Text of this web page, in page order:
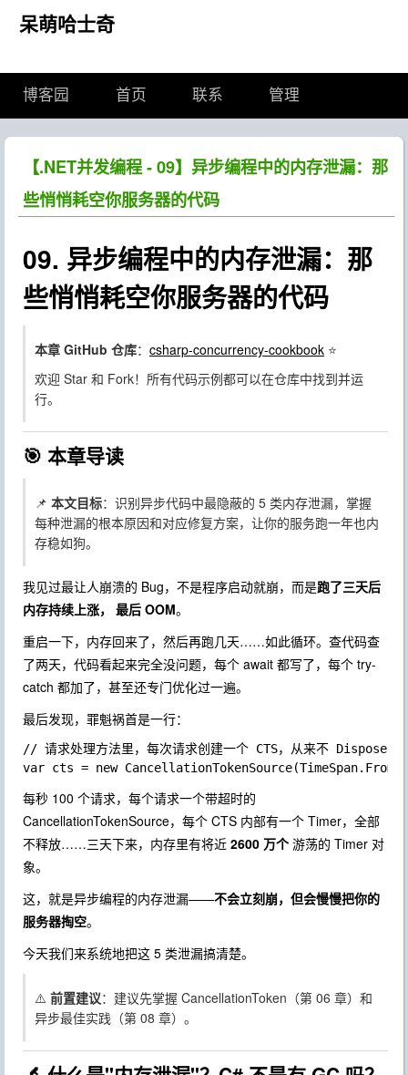
呆萌哈士奇
博客园 首页 联系 管理
【.NET并发编程 - 09】异步编程中的内存泄漏：那
些悄悄耗空你服务器的代码
09. 异步编程中的内存泄漏：那
些悄悄耗空你服务器的代码
本章 GitHub 仓库： csharp-concurrency-cookbook ⭐
欢迎 Star 和 Fork！所有代码示例都可以在仓库中找到并运
行。
🎯 本章导读
📌 本文目标：识别异步代码中最隐蔽的 5 类内存泄漏，掌握
每种泄漏的根本原因和对应修复方案，让你的服务跑一年也内
存稳如狗。
我见过最让人崩溃的 Bug，不是程序启动就崩，而是跑了三天后
内存持续上涨， 最后 OOM。
重启一下，内存回来了，然后再跑几天……如此循环。查代码查
了两天，代码看起来完全没问题，每个 await 都写了，每个 try-
catch 都加了，甚至还专门优化过一遍。
最后发现，罪魁祸首是一行：
// 请求处理方法里，每次请求创建一个 CTS，从来不 Dispose
每秒 100 个请求，每个请求一个带超时的
CancellationTokenSource，每个 CTS 内部有一个 Timer，全部
不释放……三天下来，内存里有将近 2600 万个游荡的 Timer 对
象。
这，就是异步编程的内存泄漏——不会立刻崩，但会慢慢把你的
服务器掏空。
今天我们来系统地把这 5 类泄漏搞清楚。
⚠️ 前置建议：建议先掌握 CancellationToken（第 06 章）和
异步最佳实践（第 08 章）。